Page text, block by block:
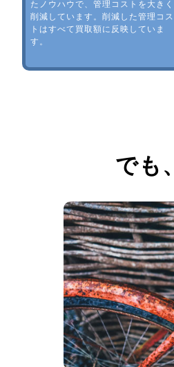
たノウハウで、管理コストを大きく
削減しています。削減した管理コス
トはすべて買取額に反映していま
す。
でも、